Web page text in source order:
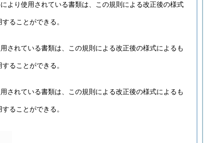
により使用されている書類は、この規則による改正後の様式
ることができる。
されている書類は、この規則による改正後の様式によるも
ることができる。
されている書類は、この規則による改正後の様式によるも
ることができる。